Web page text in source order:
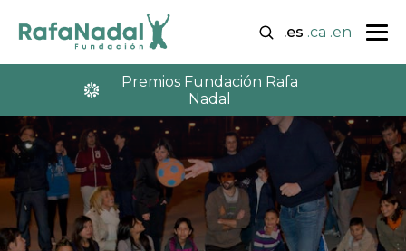
.es .ca .en
Premios Fundación Rafa
Nadal